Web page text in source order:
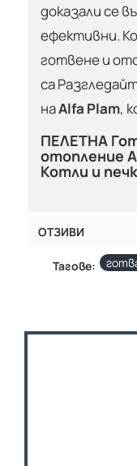
доказали се
ефективни.
готвене и
са
наAlfa Plam,
ПЕЛЕТНА
отопление
Котли и
ОТЗИВИ
Тагове: